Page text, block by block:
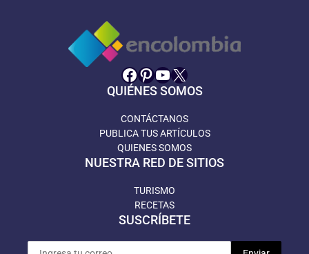
Facebook
Pinterest
YouTube
X
QUIÉNES SOMOS
CONTÁCTANOS
PUBLICA TUS ARTÍCULOS
QUIENES SOMOS
NUESTRA RED DE SITIOS
TURISMO
RECETAS
SUSCRÍBETE